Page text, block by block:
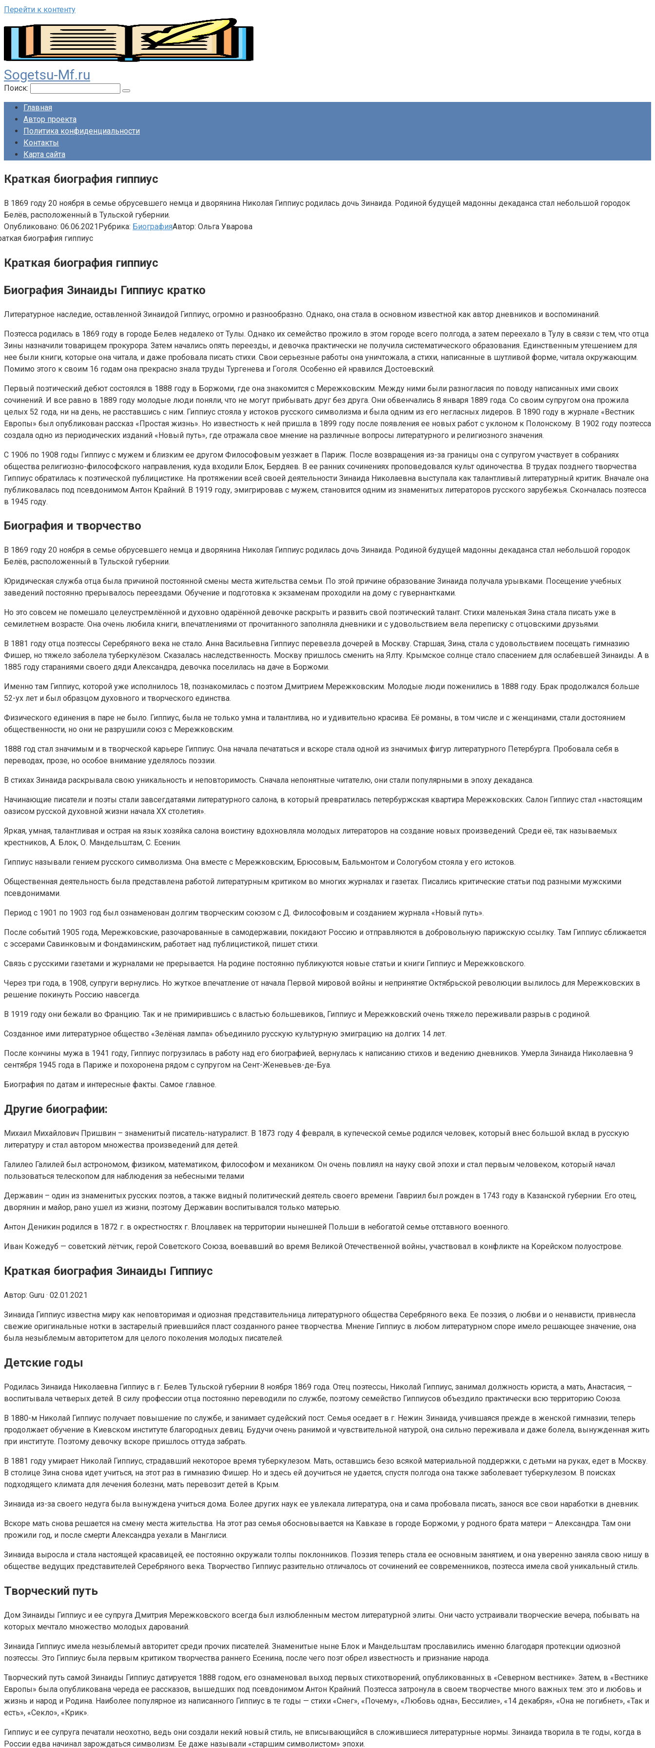
Перейти к контенту
Sogetsu-Mf.ru
Поиск:
Главная
Автор проекта
Политика конфиденциальности
Контакты
Карта сайта
Краткая биография гиппиус
В 1869 году 20 ноября в семье обрусевшего немца и дворянина Николая Гиппиус родилась дочь Зинаида. Родиной будущей мадонны декаданса стал небольшой городок
Белёв, расположенный в Тульской губернии.
Опубликовано: 06.06.2021Рубрика: БиографияАвтор: Ольга Уварова
Краткая биография гиппиус
Биография Зинаиды Гиппиус кратко
Литературное наследие, оставленной Зинаидой Гиппиус, огромно и разнообразно. Однако, она стала в основном известной как автор дневников и воспоминаний.
Поэтесса родилась в 1869 году в городе Белев недалеко от Тулы. Однако их семейство прожило в этом городе всего полгода, а затем переехало в Тулу в связи с тем, что отца
Зины назначили товарищем прокурора. Затем начались опять переезды, и девочка практически не получила систематического образования. Единственным утешением для
нее были книги, которые она читала, и даже пробовала писать стихи. Свои серьезные работы она уничтожала, а стихи, написанные в шутливой форме, читала окружающим.
Помимо этого к своим 16 годам она прекрасно знала труды Тургенева и Гоголя. Особенно ей нравился Достоевский.
Первый поэтический дебют состоялся в 1888 году в Боржоми, где она знакомится с Мережковским. Между ними были разногласия по поводу написанных ими своих
сочинений. И все равно в 1889 году молодые люди поняли, что не могут прибывать друг без друга. Они обвенчались 8 января 1889 года. Со своим супругом она прожила
целых 52 года, ни на день, не расставшись с ним. Гиппиус стояла у истоков русского символизма и была одним из его негласных лидеров. В 1890 году в журнале «Вестник
Европы» был опубликован рассказ «Простая жизнь». Но известность к ней пришла в 1899 году после появления ее новых работ с уклоном к Полонскому. В 1902 году поэтесса
создала одно из периодических изданий «Новый путь», где отражала свое мнение на различные вопросы литературного и религиозного значения.
С 1906 по 1908 годы Гиппиус с мужем и близким ее другом Философовым уезжает в Париж. После возвращения из-за границы она с супругом участвует в собраниях
общества религиозно-философского направления, куда входили Блок, Бердяев. В ее ранних сочинениях проповедовался культ одиночества. В трудах позднего творчества
Гиппиус обратилась к поэтической публицистике. На протяжении всей своей деятельности Зинаида Николаевна выступала как талантливый литературный критик. Вначале она
публиковалась под псевдонимом Антон Крайний. В 1919 году, эмигрировав с мужем, становится одним из знаменитых литераторов русского зарубежья. Скончалась поэтесса
в 1945 году.
Биография и творчество
В 1869 году 20 ноября в семье обрусевшего немца и дворянина Николая Гиппиус родилась дочь Зинаида. Родиной будущей мадонны декаданса стал небольшой городок
Белёв, расположенный в Тульской губернии.
Юридическая служба отца была причиной постоянной смены места жительства семьи. По этой причине образование Зинаида получала урывками. Посещение учебных
заведений постоянно прерывалось переездами. Обучение и подготовка к экзаменам проходили на дому с гувернантками.
Но это совсем не помешало целеустремлённой и духовно одарённой девочке раскрыть и развить свой поэтический талант. Стихи маленькая Зина стала писать уже в
семилетнем возрасте. Она очень любила книги, впечатлениями от прочитанного заполняла дневники и с удовольствием вела переписку с отцовскими друзьями.
В 1881 году отца поэтессы Серебряного века не стало. Анна Васильевна Гиппиус перевезла дочерей в Москву. Старшая, Зина, стала с удовольствием посещать гимназию
Фишер, но тяжело заболела туберкулёзом. Сказалась наследственность. Москву пришлось сменить на Ялту. Крымское солнце стало спасением для ослабевшей Зинаиды. А в
1885 году стараниями своего дяди Александра, девочка поселилась на даче в Боржоми.
Именно там Гиппиус, которой уже исполнилось 18, познакомилась с поэтом Дмитрием Мережковским. Молодые люди поженились в 1888 году. Брак продолжался больше
52-ух лет и был образцом духовного и творческого единства.
Физического единения в паре не было. Гиппиус, была не только умна и талантлива, но и удивительно красива. Её романы, в том числе и с женщинами, стали достоянием
общественности, но они не разрушили союз с Мережковским.
1888 год стал значимым и в творческой карьере Гиппиус. Она начала печататься и вскоре стала одной из значимых фигур литературного Петербурга. Пробовала себя в
переводах, прозе, но особое внимание уделялось поэзии.
В стихах Зинаида раскрывала свою уникальность и неповторимость. Сначала непонятные читателю, они стали популярными в эпоху декаданса.
Начинающие писатели и поэты стали завсегдатаями литературного салона, в который превратилась петербуржская квартира Мережковских. Салон Гиппиус стал «настоящим
оазисом русской духовной жизни начала ХХ столетия».
Яркая, умная, талантливая и острая на язык хозяйка салона воистину вдохновляла молодых литераторов на создание новых произведений. Среди её, так называемых
крестников, А. Блок, О. Мандельштам, С. Есенин.
Гиппиус называли гением русского символизма. Она вместе с Мережковским, Брюсовым, Бальмонтом и Сологубом стояла у его истоков.
Общественная деятельность была представлена работой литературным критиком во многих журналах и газетах. Писались критические статьи под разными мужскими
псевдонимами.
Период с 1901 по 1903 год был ознаменован долгим творческим союзом с Д. Философовым и созданием журнала «Новый путь».
После событий 1905 года, Мережковские, разочарованные в самодержавии, покидают Россию и отправляются в добровольную парижскую ссылку. Там Гиппиус сближается
с эссерами Савинковым и Фондаминским, работает над публицистикой, пишет стихи.
Связь с русскими газетами и журналами не прерывается. На родине постоянно публикуются новые статьи и книги Гиппиус и Мережковского.
Через три года, в 1908, супруги вернулись. Но жуткое впечатление от начала Первой мировой войны и непринятие Октябрьской революции вылилось для Мережковских в
решение покинуть Россию навсегда.
В 1919 году они бежали во Францию. Так и не примирившись с властью большевиков, Гиппиус и Мережковский очень тяжело переживали разрыв с родиной.
Созданное ими литературное общество «Зелёная лампа» объединило русскую культурную эмиграцию на долгих 14 лет.
После кончины мужа в 1941 году, Гиппиус погрузилась в работу над его биографией, вернулась к написанию стихов и ведению дневников. Умерла Зинаида Николаевна 9
сентября 1945 года в Париже и похоронена рядом с супругом на Сент-Женевьев-де-Буа.
Биография по датам и интересные факты. Самое главное.
Другие биографии:
Михаил Михайлович Пришвин – знаменитый писатель-натуралист. В 1873 году 4 февраля, в купеческой семье родился человек, который внес большой вклад в русскую
литературу и стал автором множества произведений для детей.
Галилео Галилей был астрономом, физиком, математиком, философом и механиком. Он очень повлиял на науку свой эпохи и стал первым человеком, который начал
пользоваться телескопом для наблюдения за небесными телами
Державин – один из знаменитых русских поэтов, а также видный политический деятель своего времени. Гавриил был рожден в 1743 году в Казанской губернии. Его отец,
дворянин и майор, рано ушел из жизни, поэтому Державин воспитывался только матерью.
Антон Деникин родился в 1872 г. в окрестностях г. Влоцлавек на территории нынешней Польши в небогатой семье отставного военного.
Иван Кожедуб — советский лётчик, герой Советского Союза, воевавший во время Великой Отечественной войны, участвовал в конфликте на Корейском полуострове.
Краткая биография Зинаиды Гиппиус
Автор: Guru · 02.01.2021
Зинаида Гиппиус известна миру как неповторимая и одиозная представительница литературного общества Серебряного века. Ее поэзия, о любви и о ненависти, привнесла
свежие оригинальные нотки в застарелый приевшийся пласт созданного ранее творчества. Мнение Гиппиус в любом литературном споре имело решающее значение, она
была незыблемым авторитетом для целого поколения молодых писателей.
Детские годы
Родилась Зинаида Николаевна Гиппиус в г. Белев Тульской губернии 8 ноября 1869 года. Отец поэтессы, Николай Гиппиус, занимал должность юриста, а мать, Анастасия, –
воспитывала четверых детей. В силу профессии отца постоянно переводили по службе, поэтому семейство Гиппиусов объездило практически всю территорию Союза.
В 1880-м Николай Гиппиус получает повышение по службе, и занимает судейский пост. Семья оседает в г. Нежин. Зинаида, учившаяся прежде в женской гимназии, теперь
продолжает обучение в Киевском институте благородных девиц. Будучи очень ранимой и чувствительной натурой, она сильно переживала и даже болела, вынужденная жить
при институте. Поэтому девочку вскоре пришлось оттуда забрать.
В 1881 году умирает Николай Гиппиус, страдавший некоторое время туберкулезом. Мать, оставшись безо всякой материальной поддержки, с детьми на руках, едет в Москву.
В столице Зина снова идет учиться, на этот раз в гимназию Фишер. Но и здесь ей доучиться не удается, спустя полгода она также заболевает туберкулезом. В поисках
подходящего климата для лечения болезни, мать перевозит детей в Крым.
Зинаида из-за своего недуга была вынуждена учиться дома. Более других наук ее увлекала литература, она и сама пробовала писать, занося все свои наработки в дневник.
Вскоре мать снова решается на смену места жительства. На этот раз семья обосновывается на Кавказе в городе Боржоми, у родного брата матери – Александра. Там они
прожили год, и после смерти Александра уехали в Манглиси.
Зинаида выросла и стала настоящей красавицей, ее постоянно окружали толпы поклонников. Поэзия теперь стала ее основным занятием, и она уверенно заняла свою нишу в
обществе ведущих представителей Серебряного века. Творчество Гиппиус разительно отличалось от сочинений ее современников, поэтесса имела свой уникальный стиль.
Творческий путь
Дом Зинаиды Гиппиус и ее супруга Дмитрия Мережковского всегда был излюбленным местом литературной элиты. Они часто устраивали творческие вечера, побывать на
которых мечтало множество молодых дарований.
Зинаида Гиппиус имела незыблемый авторитет среди прочих писателей. Знаменитые ныне Блок и Мандельштам прославились именно благодаря протекции одиозной
поэтессы. Это Гиппиус была первым критиком творчества раннего Есенина, после чего поэт обрел известность и признание народа.
Творческий путь самой Зинаиды Гиппиус датируется 1888 годом, его ознаменовал выход первых стихотворений, опубликованных в «Северном вестнике». Затем, в «Вестнике
Европы» была опубликована череда ее рассказов, вышедших под псевдонимом Антон Крайний. Поэтесса затронула в своем творчестве много важных тем: это и любовь и
жизнь и народ и Родина. Наиболее популярное из написанного Гиппиус в те годы — стихи «Снег», «Почему», «Любовь одна», Бессилие», «14 декабря», «Она не погибнет», «Так и
есть», «Секло», «Крик».
Гиппиус и ее супруга печатали неохотно, ведь они создали некий новый стиль, не вписывающийся в сложившиеся литературные нормы. Зинаида творила в те годы, когда в
России едва начинал зарождаться символизм. Ее даже называли «старшим символистом» эпохи.